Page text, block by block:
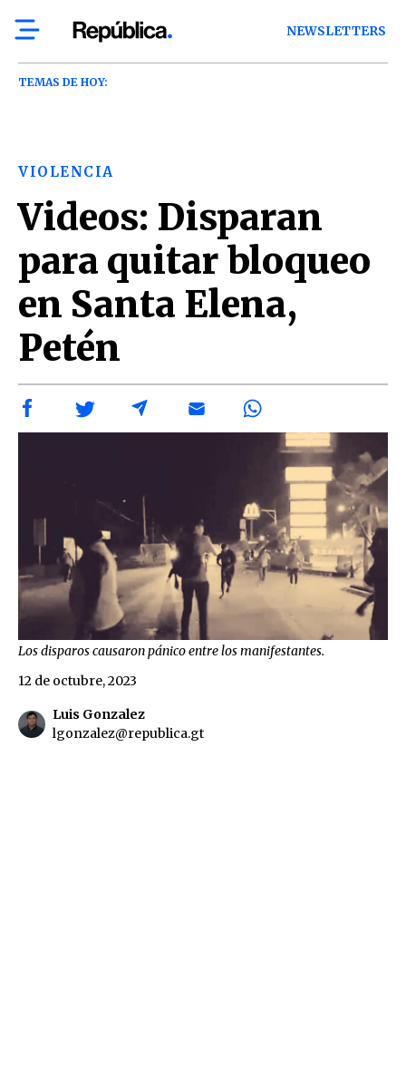
NEWSLETTERS
TEMAS DE HOY:
VIOLENCIA
Videos: Disparan
para quitar bloqueo
en Santa Elena,
Petén
Los disparos causaron pánico entre los manifestantes.
Luis Gonzalez
lgonzalez@republica.gt
12 de octubre, 2023